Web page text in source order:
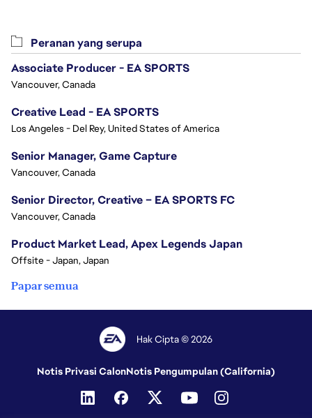
Peranan yang serupa
Associate Producer - EA SPORTS
Vancouver, Canada
Creative Lead - EA SPORTS
Los Angeles - Del Rey, United States of America
Senior Manager, Game Capture
Vancouver, Canada
Senior Director, Creative – EA SPORTS FC
Vancouver, Canada
Product Market Lead, Apex Legends Japan
Offsite - Japan, Japan
Papar semua
Hak Cipta © 2026
Notis Privasi CalonNotis Pengumpulan (California)